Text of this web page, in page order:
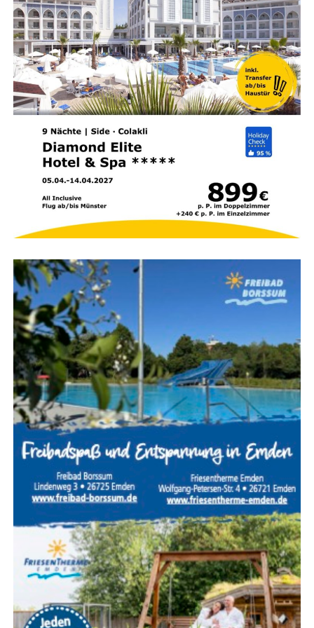
den benach­bar­ten Kam­mern aus Olden­burg orga­ni­siert.
Die Inno­va­ti­ons­be­ra­ter der Kam­mern und ein Patent­an­
walt infor­mie­ren über die Mög­lich­kei­ten gewerb­li­cher
Schutz­rech­te und geben Hin­wei­se zu Ver­mark­tungs­chan­
cen, recht­li­chen Rah­men­be­din­gun­gen sowie finan­zi­el­len
Förderprogrammen.
Ein Schwer­punkt der Bera­tung liegt auf dem Schutz geis­
ti­gen Eigen­tums. Erfin­der erhal­ten Infor­ma­tio­nen dar­über,
wie sich Ent­wick­lun­gen bei­spiels­wei­se durch
ein­ge­tra­ge­ne Designs
vor Ideen­klau schüt­
zen las­sen. Zu den mar­ken­recht­li­chen Schutz­mög­lich­kei­
ten zäh­len unter ande­rem Fir­men­lo­gos, Wer­be­slo­gans
oder cha­rak­te­ris­ti­sche Gestal­tungs­ele­men­te, die den Wie­
stärken.
Die Teil­nah­me am Erfin­der­sprech­tag ist kos­ten­frei. Eine
Anmel­dung ist online unter
möglich.
Wei­te­re Infor­ma­tio­nen erteiltDani­el Biglvon der Hand­
werks­kam­mer für Ost­fries­land tele­fo­nisch unter04941
1797–60oder per E‑Mail and.bigl@hwk-aurich.de.
Anzeige